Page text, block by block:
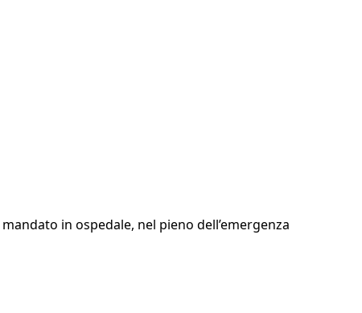
in ospedale, nel pieno dell’emergenza